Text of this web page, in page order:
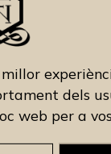
dels
web per a